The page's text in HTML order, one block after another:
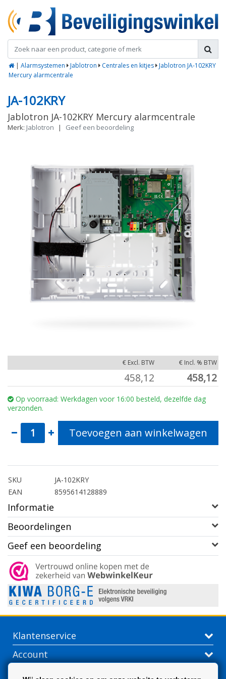
| Alarmsystemen Jablotron Centrales en kitjes Jablotron JA-102KRY
Mercury alarmcentrale
JA-102KRY
Jablotron JA-102KRY Mercury alarmcentrale
Merk: Jablotron | Geef een beoordeling
€ Excl. BTW € Incl. % BTW
458,12 458,12
Op voorraad: Werkdagen voor 16:00 besteld, dezelfde dag
verzonden.
Toevoegen aan winkelwagen
SKU
JA-102KRY
EAN
8595614128889
Informatie
Beoordelingen
Geef een beoordeling
Klantenservice
Account